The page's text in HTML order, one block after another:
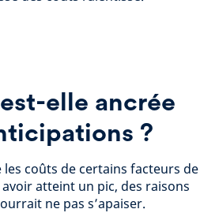
elle ancrée
?
les coûts de certains facteurs de
atteint un pic, des raisons
ne pas s’apaiser.